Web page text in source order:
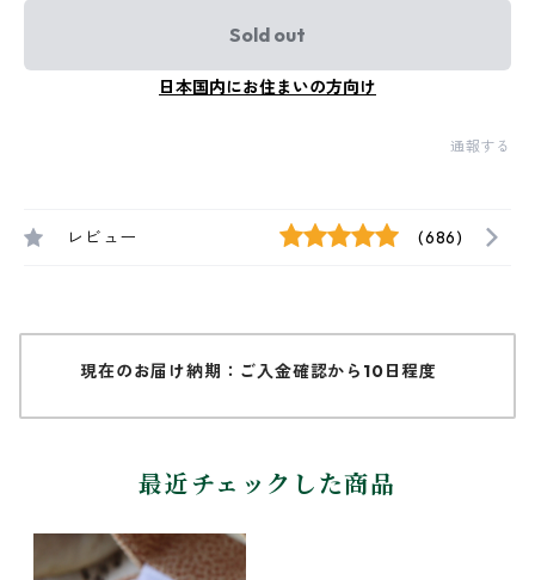
Sold out
日本国内にお住まいの方向け
通報する
レビュー (686)
現在のお届け納期：ご入金確認から10日程度
最近チェックした商品